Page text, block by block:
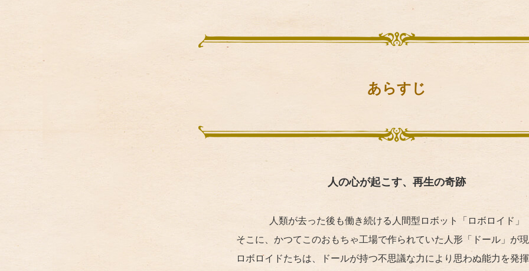
あらすじ
人の心が起こす、再生の奇跡
人類が去った後も働き続ける人間型ロボット「ロボロイド」
そこに、かつてこのおもちゃ工場で作られていた人形「ドール」が
ロボロイドたちは、ドールが持つ不思議な力により思わぬ能力を発